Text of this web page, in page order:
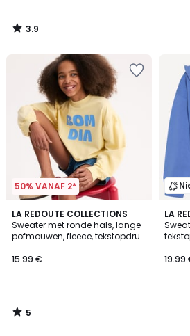
in
voor
programma
plaats
daarvan
te
betalen
3.9
/
50% VANAF 2*
LA REDOUTE COLLECTIONS
Sweater met ronde hals, lange
pofmouwen, fleece, tekstopdruk
15.99 €
5
/
5
5
/
LA
19.99